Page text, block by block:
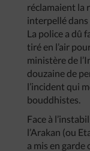
réclamaient la
interpellé dans
La police a dû
tiré en l’air
ministère de
douzaine de
l’incident qui
bouddhistes.
Face à
l’Arakan (ou
a mis en